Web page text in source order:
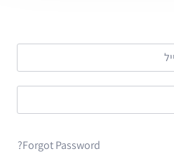
Forgot Password?